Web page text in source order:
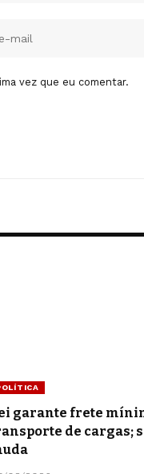
vez que eu comentar.
garante frete
de cargas;